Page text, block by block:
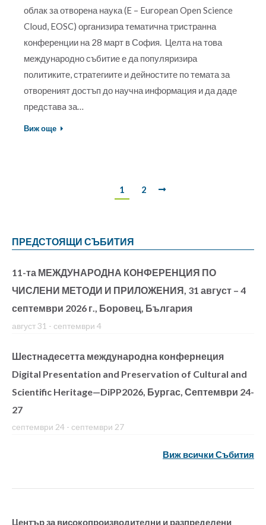
облак за отворена наука (E – European Open Science
Cloud, EOSC) организира тематична тристранна
конференции на 28 март в София. Целта на това
международно събитие е да популяризира
политиките, стратегиите и дейностите по темата за
отвореният достъп до научна информация и да даде
представa за…
Виж още
1 2
ПРЕДСТОЯЩИ СЪБИТИЯ
11-та МЕЖДУНАРОДНА КОНФЕРЕНЦИЯ ПО
ЧИСЛЕНИ МЕТОДИ И ПРИЛОЖЕНИЯ, 31 август – 4
септември 2026 г., Боровец, България
август 31 - септември 4
Шестнадесетта международна конфернеция
Digital Presentation and Preservation of Cultural and
Scientific Heritage—DiPP2026, Бургас, Септември 24-
27
септември 24 - септември 27
Виж всички Събития
Център за високопроизводителни и разпределени